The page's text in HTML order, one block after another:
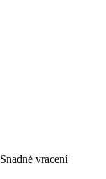
Snadné vracení